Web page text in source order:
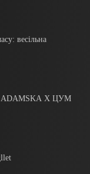
весільна
Х ЦУМ